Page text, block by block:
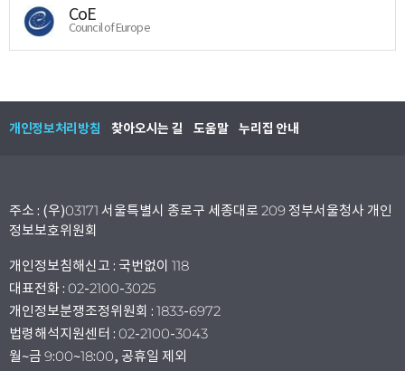
CoE
Council of Europe
개인정보처리방침 찾아오시는 길 도움말 누리집 안내
주소 : (우)03171 서울특별시 종로구 세종대로 209 정부서울청사 개인
정보보호위원회
개인정보침해신고 : 국번없이 118
대표전화 : 02-2100-3025
개인정보분쟁조정위원회 : 1833-6972
법령해석지원센터 : 02-2100-3043
월~금 9:00~18:00, 공휴일 제외